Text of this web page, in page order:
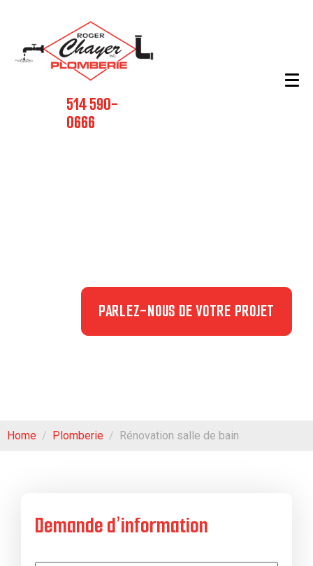
514 590-
0666
PARLEZ-NOUS DE VOTRE PROJET
Home Plomberie Rénovation salle de bain
Demande d’information